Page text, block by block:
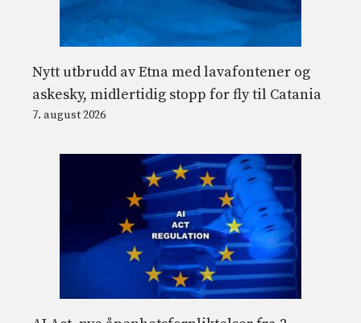
Nytt utbrudd av Etna med lavafontener og
askesky, midlertidig stopp for fly til Catania
7. august 2026